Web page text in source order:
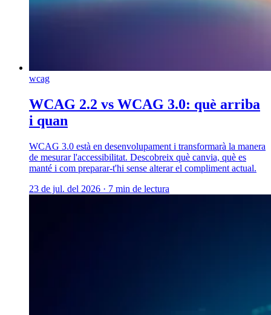
wcag
WCAG 2.2 vs WCAG 3.0: què arriba
i quan
WCAG 3.0 està en desenvolupament i transformarà la manera
de mesurar l'accessibilitat. Descobreix què canvia, què es
manté i com preparar-t'hi sense alterar el compliment actual.
23 de jul. del 2026 · 7 min de lectura